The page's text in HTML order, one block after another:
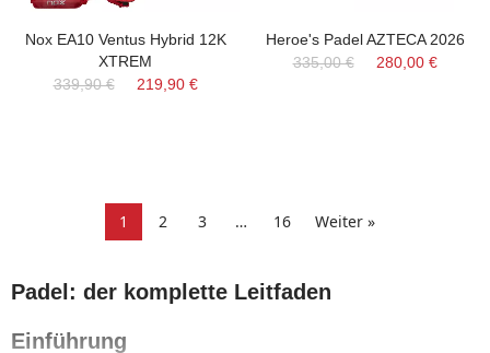
Nox EA10 Ventus Hybrid 12K
XTREM
339,90 €
219,90 €
Heroe's Padel AZTECA 2026
335,00 €
280,00 €
1 2 3 … 16 Weiter »
Padel: der komplette Leitfaden
Einführung